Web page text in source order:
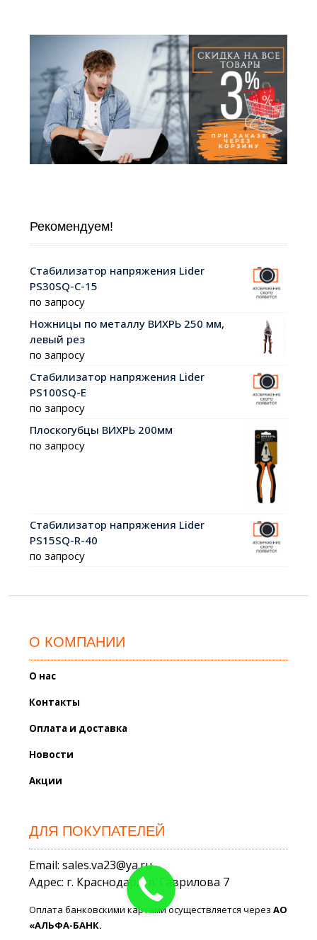
Рекомендуем!
Стабилизатор напряжения Lider
PS30SQ-C-15
по запросу
Ножницы по металлу ВИХРЬ 250 мм,
левый рез
по запросу
Стабилизатор напряжения Lider
PS100SQ-E
по запросу
Плоскогубцы ВИХРЬ 200мм
по запросу
Стабилизатор напряжения Lider
PS15SQ-R-40
по запросу
О КОМПАНИИ
О нас
Контакты
Оплата и доставка
Новости
Акции
ДЛЯ ПОКУПАТЕЛЕЙ
Email: sales.va23@ya.ru
Адрес: г. Краснодар, ул. Гаврилова 7
Оплата банковскими картами осуществляется черезАО
«АЛЬФА-БАНК.